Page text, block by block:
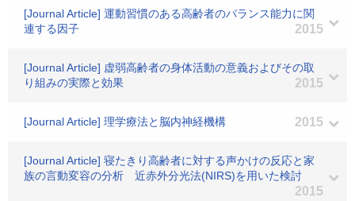
[Journal Article] 運動習慣のある高齢者のバランス能力に関
連する因子
2015
[Journal Article] 虚弱高齢者の身体活動の意義およびその取
り組みの実際と効果
2015
[Journal Article] 理学療法と脳内神経機構 2015
[Journal Article] 寝たきり高齢者に対する声かけの反応と家
族の言動変容の分析 近赤外分光法(NIRS)を用いた検討
2015